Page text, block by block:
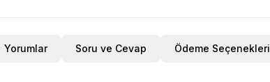
Yorumlar Soru ve Cevap Ödeme Seçenekleri